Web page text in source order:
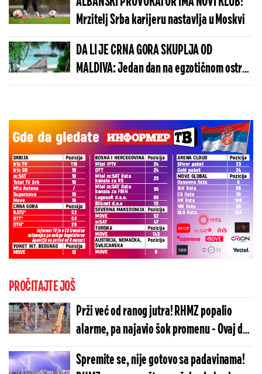
Mrzitelj Srba karijeru nastavlja u Moskvi
DA LI JE CRNA GORA SKUPLJA OD
MALDIVA: Jedan dan na egzotičnom ostrvu
može da košta manje nego u Budvi
PROČITAJTE JOŠ
Prži već od ranog jutra! RHMZ popalio
alarme, pa najavio šok promenu - Ovaj deo
Srbije na udaru snažne oluje (MAPA)
Spremite se, nije gotovo sa padavinama!